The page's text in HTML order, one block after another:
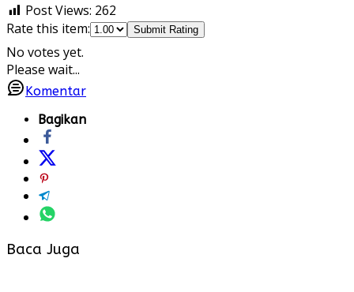
Post Views: 262
Rate this item:
Submit Rating
No votes yet.
Please wait...
Komentar
Bagikan
Baca Juga